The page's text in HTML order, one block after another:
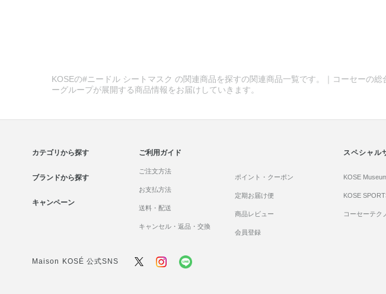
KOSEの#ニードル シートマスク の関連商品を探すの関連商品一覧です。｜コーセーの
ーグループが展開する商品情報をお届けしていきます。
カテゴリから探す
ブランドから探す
キャンペーン
ご利用ガイド
ご注文方法
お支払方法
送料・配送
キャンセル・返品・交換
ポイント・クーポン
定期お届け便
商品レビュー
会員登録
スペシャル
KOSE
KOSE
コーセーテク
Maison KOSÉ 公式SNS